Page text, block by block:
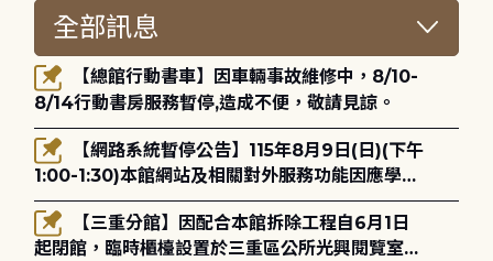
8/14行動書房服務暫停,造成不便，敬請見諒。
1:00-1:30)本館網站及相關對外服務功能因應學術
網路升級更新將暫停服務。
起閉館，臨時櫃檯設置於三重區公所光興閱覽室，